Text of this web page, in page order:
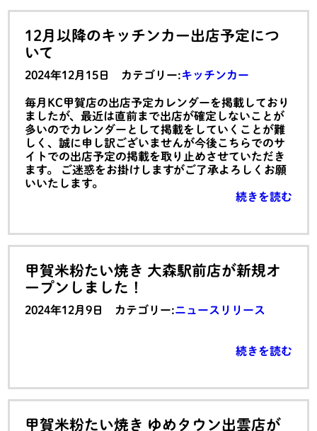
12月以降のキッチンカー出店予定につ
いて
2024年12月15日 カテゴリー:キッチンカー
毎月KC甲賀店の出店予定カレンダーを掲載しており
ましたが、最近は直前まで出店が確定しないことが
多いのでカレンダーとして掲載をしていくことが難
しく、誠に申し訳ございませんが今後こちらでのサ
イトでの出店予定の掲載を取り止めさせていただき
ます。 ご迷惑をお掛けしますがご了承よろしくお願
いいたします。
続きを読む
甲賀米粉たい焼き 大森駅前店が新規オ
ープンしました！
2024年12月9日 カテゴリー:ニュースリリース
続きを読む
甲賀米粉たい焼き ゆめタウン出雲店が